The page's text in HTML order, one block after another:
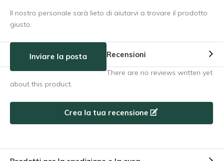
Il nostro personale sarà lieto di aiutarvi a trovare il prodotto
giusto.
Inviare la posta Recensioni
There are no reviews written yet
about this product.
Crea la tua recensione